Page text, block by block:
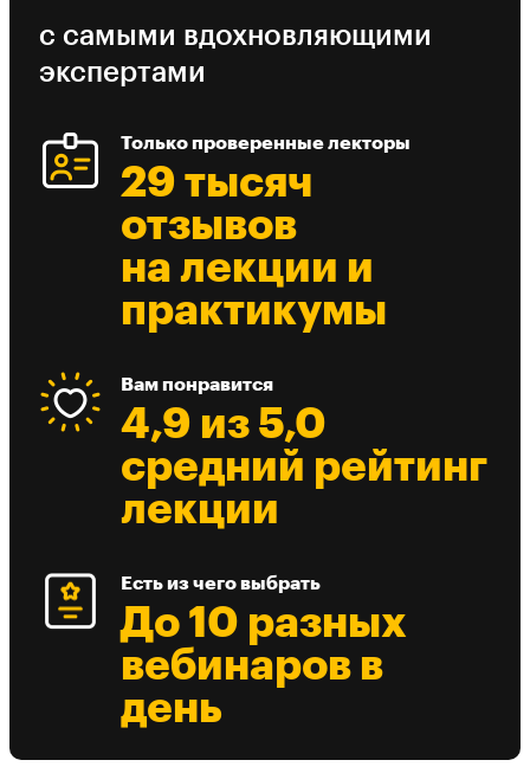
с самыми вдохновляющими
экспертами
Только проверенные лекторы
29 тысяч
отзывов
на лекции и
практикумы
Вам понравится
4,9 из 5,0
средний рейтинг
лекции
Есть из чего выбрать
До 10 разных
вебинаров в
день